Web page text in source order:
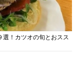
選！カツオの旬とおスス